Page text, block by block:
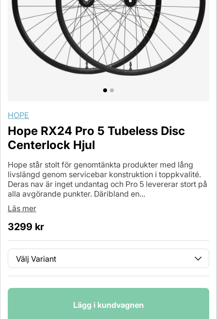
HOPE
Hope RX24 Pro 5 Tubeless Disc
Centerlock Hjul
Hope står stolt för genomtänkta produkter med lång
livslängd genom servicebar konstruktion i toppkvalité.
Deras nav är inget undantag och Pro 5 levererar stort på
alla avgörande punkter. Däribland en...
Läs mer
3299 kr
Variant
Lägg i kundvagnen